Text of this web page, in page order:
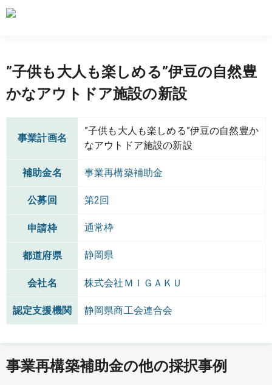
”子供も大人も楽しめる”伊豆の自然豊
かなアウトドア施設の新設
事業計画名
”子供も大人も楽しめる”伊豆の自然豊か
なアウトドア施設の新設
補助金名 事業再構築補助金
公募回 第2回
申請枠 通常枠
都道府県 静岡県
会社名 株式会社ＭＩＧＡＫＵ
認定支援機関 静岡県商工会連合会
事業再構築補助金の他の採択事例